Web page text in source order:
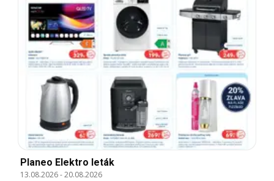
Planeo Elektro leták
13.08.2026-20.08.2026